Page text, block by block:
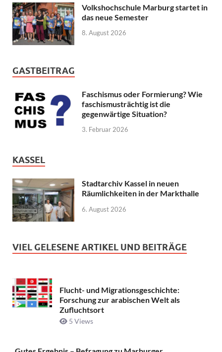
Volkshochschule Marburg startet in
das neue Semester
8. August 2026
GASTBEITRAG
Faschismus oder Formierung? Wie
faschismusträchtig ist die
gegenwärtige Situation?
3. Februar 2026
KASSEL
Stadtarchiv Kassel in neuen
Räumlichkeiten in der Markthalle
6. August 2026
VIEL GELESENE ARTIKEL UND BEITRÄGE
Flucht- und Migrationsgeschichte:
Forschung zur arabischen Welt als
Zufluchtsort
5 Views